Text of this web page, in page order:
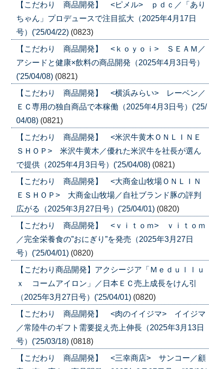
【こだわり 商品開発】 <ピメル> ｐｄｃ／「あり
ちゃん」プロデュースで注目拡大（2025年4月17日
号）('25/04/22) (0823)
【こだわり 商品開発】 <ｋｏｙｏｉ> ＳＥＡＭ／
アシードと健康×飲料の商品開発（2025年4月3日号）
('25/04/08) (0821)
【こだわり 商品開発】 <横浜みらい> レーベン／
ＥＣ専用の独自商品で本稼働（2025年4月3日号）('25/
04/08) (0821)
【こだわり 商品開発】 <米沢牛黄木ＯＮＬＩＮＥ
ＳＨＯＰ> 米沢牛黄木／優れた米沢牛を社長が選ん
で提供（2025年4月3日号）('25/04/08) (0821)
【こだわり 商品開発】 <大商金山牧場ＯＮＬＩＮ
ＥＳＨＯＰ> 大商金山牧場／自社ブランド豚の評判
広がる（2025年3月27日号）('25/04/01) (0820)
【こだわり 商品開発】 <ｖｉｔｏｍ> ｖｉｔｏｍ
／完全栄養食の”おにぎり”を発売（2025年3月27日
号）('25/04/01) (0820)
【こだわり商品開発】アクシージア「Ｍｅｄｕｌｌｕ
ｘ コームアイロン」／日本ＥＣ売上成長をけん引
（2025年3月27日号）('25/04/01) (0820)
【こだわり 商品開発】 <肉のイイジマ> イイジマ
／常陸牛のギフト需要捉え売上伸長（2025年3月13日
号）('25/03/18) (0818)
【こだわり 商品開発】 <三幸商店> サンコー／顧